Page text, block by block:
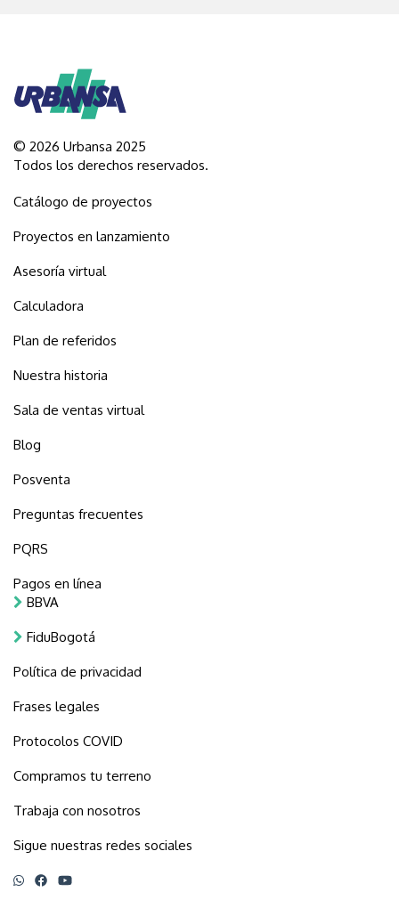
© 2026 Urbansa 2025
Todos los derechos reservados.
Catálogo de proyectos
Proyectos en lanzamiento
Asesoría virtual
Calculadora
Plan de referidos
Nuestra historia
Sala de ventas virtual
Blog
Posventa
Preguntas frecuentes
PQRS
Pagos en línea
BBVA
FiduBogotá
Política de privacidad
Frases legales
Protocolos COVID
Compramos tu terreno
Trabaja con nosotros
Sigue nuestras redes sociales